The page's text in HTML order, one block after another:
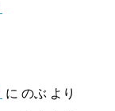
に のぶ より